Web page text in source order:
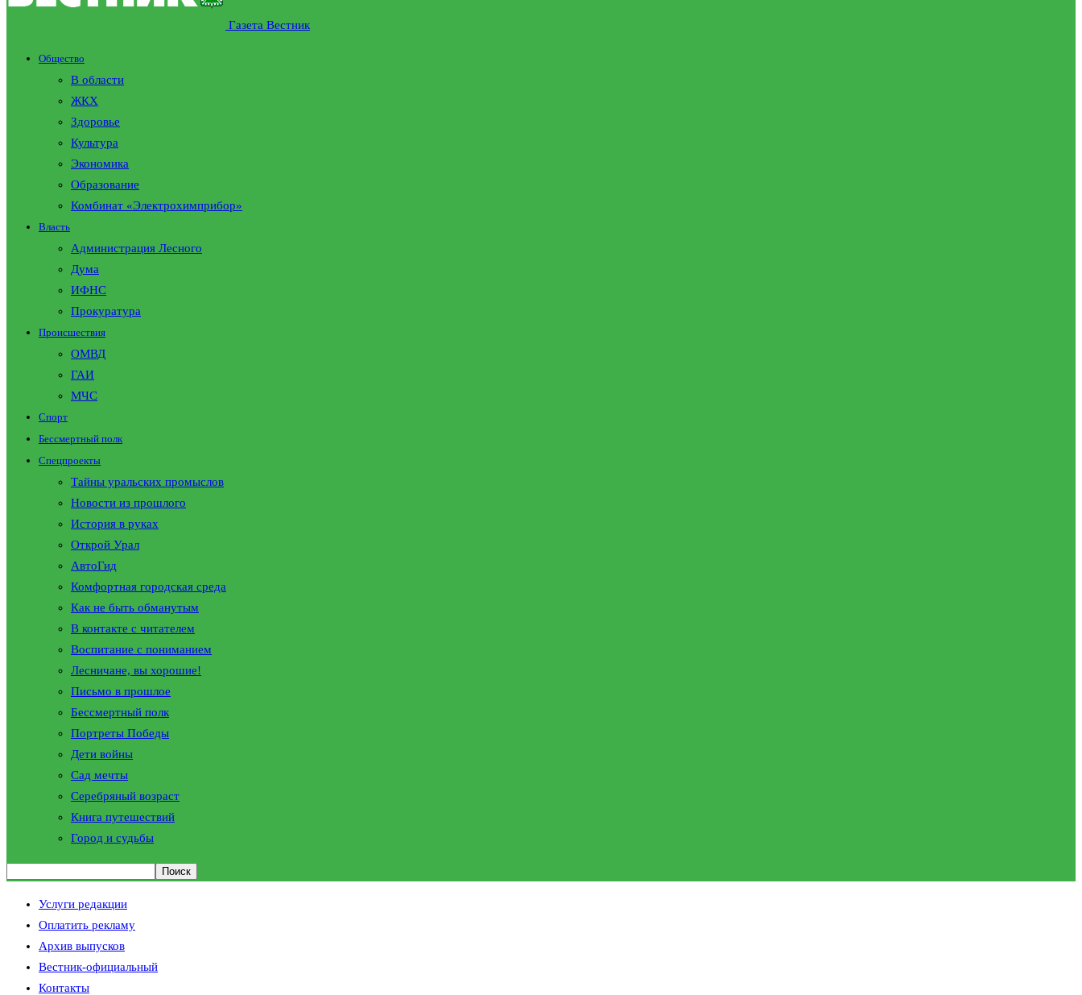
Газета Вестник
Общество
В области
ЖКХ
Здоровье
Культура
Экономика
Образование
Комбинат «Электрохимприбор»
Власть
Администрация Лесного
Дума
ИФНС
Прокуратура
Происшествия
ОМВД
ГАИ
МЧС
Спорт
Бессмертный полк
Спецпроекты
Тайны уральских промыслов
Новости из прошлого
История в руках
Открой Урал
АвтоГид
Комфортная городская среда
Как не быть обманутым
В контакте с читателем
Воспитание с пониманием
Лесничане, вы хорошие!
Письмо в прошлое
Бессмертный полк
Портреты Победы
Дети войны
Сад мечты
Серебряный возраст
Книга путешествий
Город и судьбы
Услуги редакции
Оплатить рекламу
Архив выпусков
Вестник-официальный
Контакты